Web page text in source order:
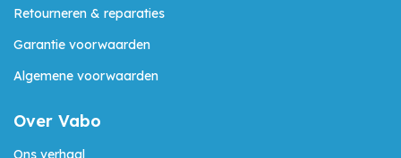
Retourneren & reparaties
Garantie voorwaarden
Algemene voorwaarden
Over Vabo
Ons verhaal